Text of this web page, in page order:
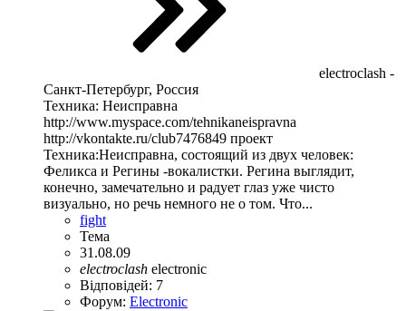
electroclash -
Санкт-Петербург, Россия
Техника: Неисправна
http://www.myspace.com/tehnikaneispravna
http://vkontakte.ru/club7476849 проект
Техника:Неисправна, состоящий из двух человек:
Феликса и Регины -вокалистки. Регина выглядит,
конечно, замечательно и радует глаз уже чисто
визуально, но речь немного не о том. Что...
fight
Тема
31.08.09
electroclash electronic
Відповідей: 7
Форум: Electronic